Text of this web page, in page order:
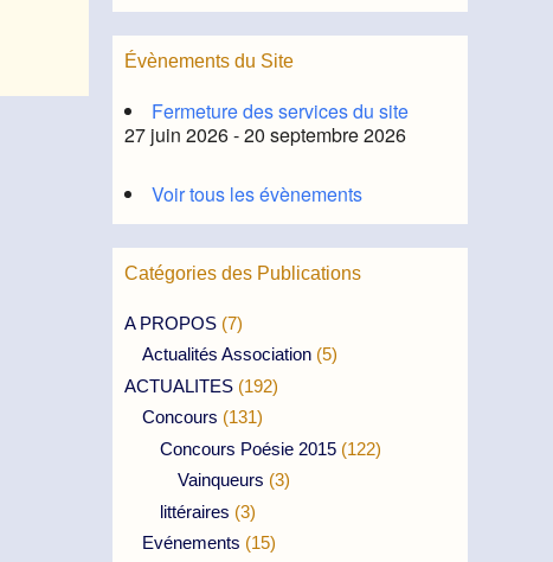
Évènements du Site
Fermeture des services du site
27 juin 2026 - 20 septembre 2026
Voir tous les évènements
Catégories des Publications
A PROPOS (7)
Actualités Association (5)
ACTUALITES (192)
Concours (131)
Concours Poésie 2015 (122)
Vainqueurs (3)
littéraires (3)
Evénements (15)